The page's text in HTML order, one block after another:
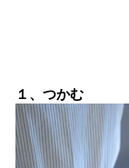
１、つかむ